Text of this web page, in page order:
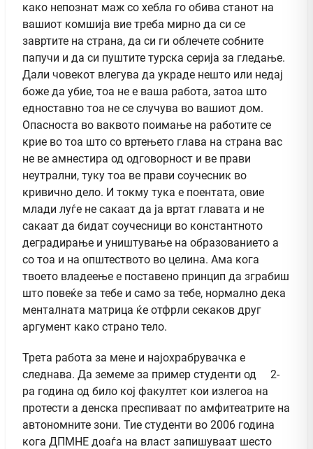
како непознат маж со хебла го обива станот на
вашиот комшија вие треба мирно да си се
завртите на страна, да си ги облечете собните
папучи и да си пуштите турска серија за гледање.
Дали човекот влегува да украде нешто или недај
боже да убие, тоа не е ваша работа, затоа што
едноставно тоа не се случува во вашиот дом.
Опасноста во ваквото поимање на работите се
крие во тоа што со вртењето глава на страна вас
не ве амнестира од одговорност и ве прави
неутрални, туку тоа ве прави соучесник во
кривично дело. И токму тука е поентата, овие
млади луѓе не сакаат да ја вртат главата и не
сакаат да бидат соучесници во константното
деградирање и уништување на образованието а
со тоа и на општеството во целина. Ама кога
твоето владеење е поставено принцип да зграбиш
што повеќе за тебе и само за тебе, нормално дека
менталната матрица ќе отфрли секаков друг
аргумент како страно тело.
Трета работа за мене и најохрабрувачка е
следнава. Да земеме за пример студенти од 2-
ра година од било кој факултет кои излегоа на
протести а денска преспиваат по амфитеатрите на
автономните зони. Тие студенти во 2006 година
кога ДПМНЕ доаѓа на власт запишуваат шесто